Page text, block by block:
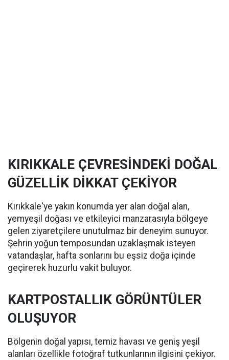
KIRIKKALE ÇEVRESİNDEKİ DOĞAL
GÜZELLİK DİKKAT ÇEKİYOR
Kırıkkale'ye yakın konumda yer alan doğal alan,
yemyeşil doğası ve etkileyici manzarasıyla bölgeye
gelen ziyaretçilere unutulmaz bir deneyim sunuyor.
Şehrin yoğun temposundan uzaklaşmak isteyen
vatandaşlar, hafta sonlarını bu eşsiz doğa içinde
geçirerek huzurlu vakit buluyor.
KARTPOSTALLIK GÖRÜNTÜLER
OLUŞUYOR
Bölgenin doğal yapısı, temiz havası ve geniş yeşil
alanları özellikle fotoğraf tutkunlarının ilgisini çekiyor.